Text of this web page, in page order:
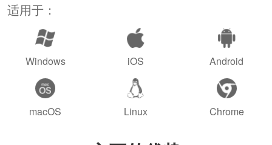
适用于：
Windows iOS Android
macOS Linux Chrome